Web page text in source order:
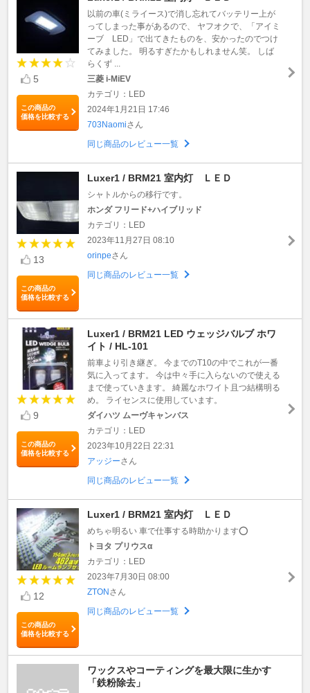
5
この商品の
価格を比較する
以前の車(ミライース)で消し忘れてバッテリー上が
ってしまった事があるので、 ヤフオクで、「アイミ
ーブ LED」で出てきたものを、安かったのでつけ
てみました。 明るすぎたかもしれません笑。 しば
らくず ...
三菱 i-MiEV
カテゴリ：LED
2024年1月21日 17:46
703Naomiさん
同じ商品のレビュー一覧
13
この商品の
価格を比較する
Luxer1 / BRM21 室内灯 ＬＥＤ
シャトルからの移行です。
ホンダ フリード+ハイブリッド
カテゴリ：LED
2023年11月27日 08:10
orinpeさん
同じ商品のレビュー一覧
9
この商品の
価格を比較する
Luxer1 / BRM21 LED ウェッジバルブ ホワ
イト / HL-101
前車より引き継ぎ。 今までのT10の中でこれが一番
気に入ってます。 今は中々手に入らないので使える
まで使っていきます。 綺麗なホワイト且つ結構明る
め。 ライセンスに使用しています。
ダイハツ ムーヴキャンバス
カテゴリ：LED
2023年10月22日 22:31
アッジーさん
同じ商品のレビュー一覧
12
この商品の
価格を比較する
Luxer1 / BRM21 室内灯 ＬＥＤ
めちゃ明るい 車で仕事する時助かります⭕️
トヨタ プリウスα
カテゴリ：LED
2023年7月30日 08:00
ZTONさん
同じ商品のレビュー一覧
ワックスやコーティングを最大限に生かす
「鉄粉除去」